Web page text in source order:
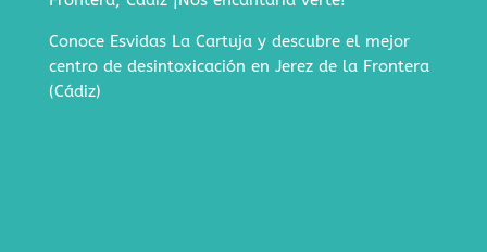
Conoce Esvidas La Cartuja y descubre el mejor
centro de desintoxicación en Jerez de la Frontera
(Cádiz)